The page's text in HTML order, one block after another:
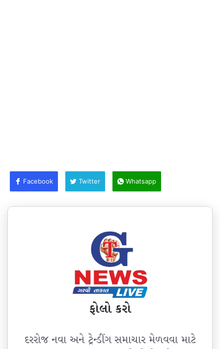
Facebook Twitter Whatsapp
ફોલો કરો
દરરોજ નવા અને ટ્રેન્ડીંગ સમાચાર મેળવવા માટે